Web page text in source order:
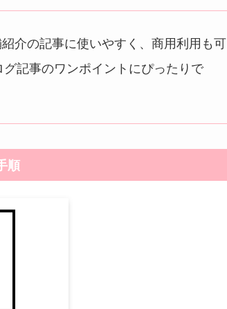
介の記事に使いやすく、商用利用も可
記事のワンポイントにぴったりで
順